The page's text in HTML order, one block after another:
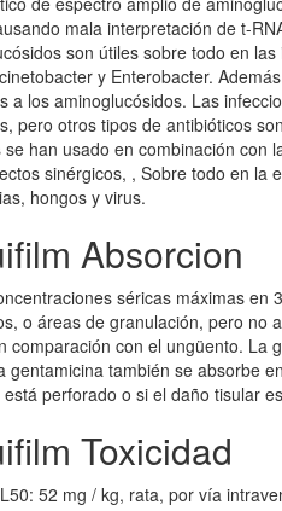
mala interpretación de t-
son útiles sobre todo en
y Enterobacter.
a los aminoglucósidos. Las
pero otros tipos de antibióticos
han usado en combinación
sinérgicos, , Sobre todo en
hongos y virus.
Absorcion
séricas máximas
o áreas de granulación, pero
comparación con el ungüento.
gentamicina también se absorbe
perforado o si el daño tisular
Toxicidad
52 mg / kg, rata, por vía